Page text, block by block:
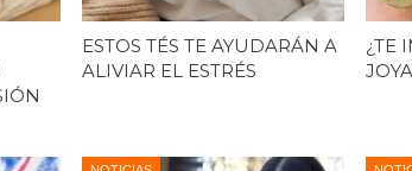
ESTOS TÉS TE AYUDARÁN A
ALIVIAR EL ESTRÉS
¿TE